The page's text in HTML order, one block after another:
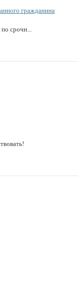
гражданина
срочн...